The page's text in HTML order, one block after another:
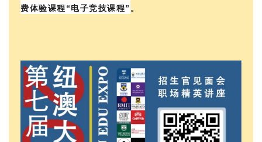
费体验课程“电子竞技课程” 。